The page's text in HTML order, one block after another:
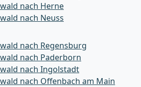
nach Herne
nach Neuss
nach Regensburg
nach Paderborn
nach Ingolstadt
nach Offenbach am Main